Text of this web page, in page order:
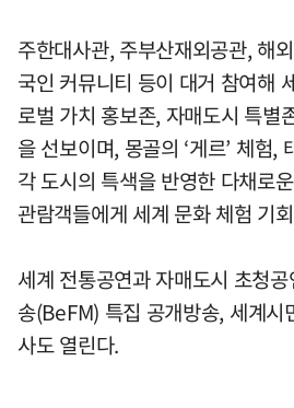
주한대사관, 주부산재외공관, 해
국인 커뮤니티 등이 대거 참여해
로벌 가치 홍보존, 자매도시 특별
을 선보이며, 몽골의 ‘게르’ 체험,
각 도시의 특색을 반영한 다채로
관람객들에게 세계 문화 체험 기
세계 전통공연과 자매도시 초청
송(BeFM) 특집 공개방송, 세계시
사도 열린다.